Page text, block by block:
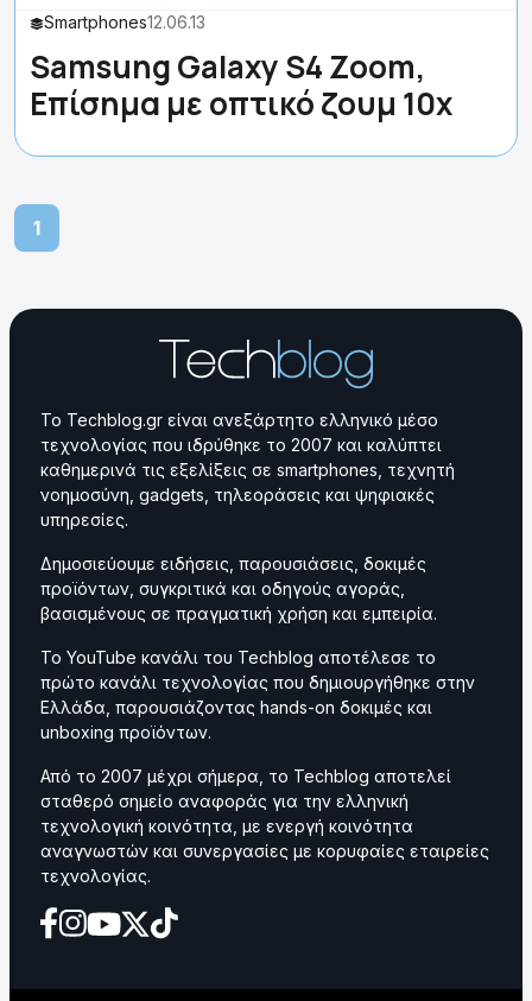
Smartphones12.06.13
Samsung Galaxy S4 Zoom,
Επίσημα με οπτικό ζουμ 10x
1
Το Techblog.gr είναι ανεξάρτητο ελληνικό μέσο
τεχνολογίας που ιδρύθηκε το 2007 και καλύπτει
καθημερινά τις εξελίξεις σε smartphones, τεχνητή
νοημοσύνη, gadgets, τηλεοράσεις και ψηφιακές
υπηρεσίες.
Δημοσιεύουμε ειδήσεις, παρουσιάσεις, δοκιμές
προϊόντων, συγκριτικά και οδηγούς αγοράς,
βασισμένους σε πραγματική χρήση και εμπειρία.
Το YouTube κανάλι του Techblog αποτέλεσε το
πρώτο κανάλι τεχνολογίας που δημιουργήθηκε στην
Ελλάδα, παρουσιάζοντας hands-on δοκιμές και
unboxing προϊόντων.
Από το 2007 μέχρι σήμερα, το Techblog αποτελεί
σταθερό σημείο αναφοράς για την ελληνική
τεχνολογική κοινότητα, με ενεργή κοινότητα
αναγνωστών και συνεργασίες με κορυφαίες εταιρείες
τεχνολογίας.